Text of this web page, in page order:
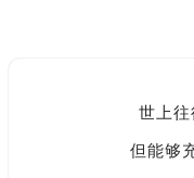
世上往
但能够